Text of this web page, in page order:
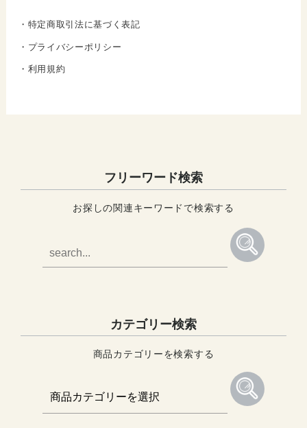
・特定商取引法に基づく表記
・プライバシーポリシー
・利用規約
フリーワード検索
お探しの関連キーワードで検索する
カテゴリー検索
商品カテゴリーを検索する